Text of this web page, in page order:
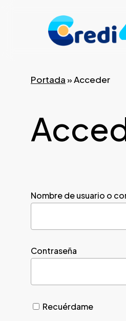
Portada»Acceder
Nombre de usuario o
Contraseña
Recuérdame